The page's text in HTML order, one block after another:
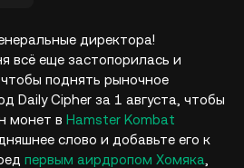
директора!
всё еще застопорилась и
поднять рыночное
Daily Cipher за 1 августа, чтобы
монет в Hamster Kombat
слово и добавьте его к
первым аирдропом Хомяка